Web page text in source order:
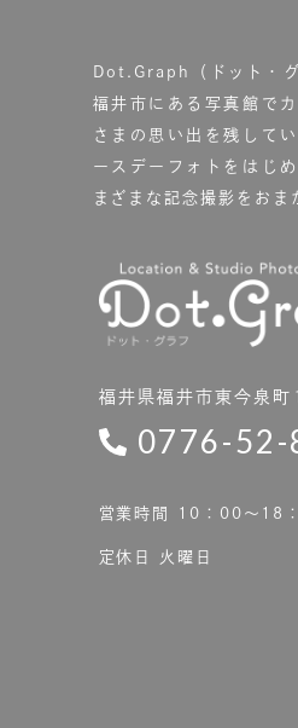
Dot.Graph（ドット・
福井市にある写真館で
さまの思い出を残して
ースデーフォトをはじ
まざまな記念撮影をおま
福井県福井市東今泉
0776-52-
営業時間 10：00〜18
定休日 火曜日